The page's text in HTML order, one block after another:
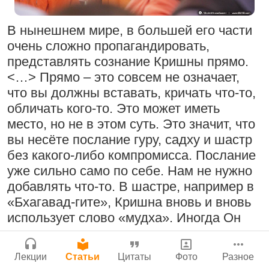
Бог, наука и атеизм, часть 2: Хвала
слушателям!
9:25 |17 июля 2024
Атланта, Джорджия, США
Поклоняться Бхактивиноду Тхакуру,
исполняя его бхаджаны
1:14:02 |12 сентября
2008|Бойсе, Айдахо, США
Радхарани — глава департамента
служений
1:05:35 7 сентября 2008|
В нынешнем мире, в большей его части
очень сложно пропагандировать,
представлять сознание Кришны прямо.
<…> Прямо – это совсем не означает,
что вы должны вставать, кричать что-то,
обличать кого-то. Это может иметь
место, но не в этом суть. Это значит, что
вы несёте послание гуру, садху и шастр
без какого-либо компромисса. Послание
уже сильно само по себе. Нам не нужно
добавлять что-то. В шастре, например в
«Бхагавад-гите», Кришна вновь и вновь
использует слово «мудха». Иногда Он
приукрашивает его, говоря «вимудха»,
что значит не просто глупец и негодяй, а
полный глупец и отъявленный негодяй.
Чайтанье
29 июля 2026
Нектар имени Кришны
24 июля 2026
Подрыватели доверия к себе
22 июля 2026
Джанмаштами в Тбилиси 2025
Сайт
Войти|Регистрация|История версий
Инструкция
Лекции Статьи Цитаты Фото Разное